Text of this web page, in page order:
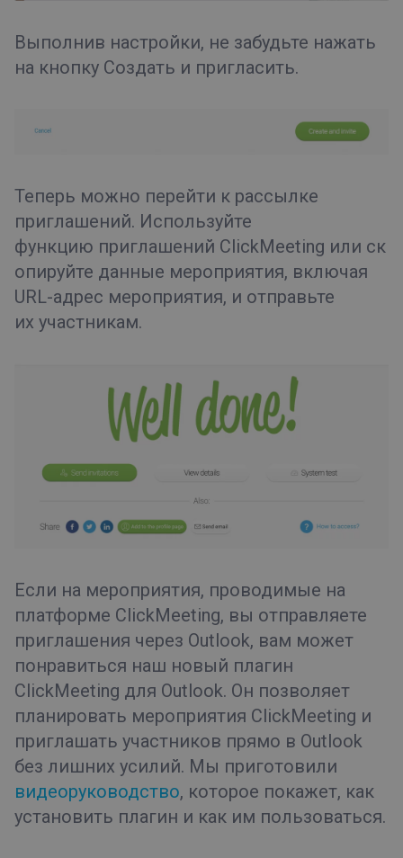
Выполнив настройки, не забудьте нажать
на кнопку Создать и пригласить.
Теперь можно перейти к рассылке
приглашений. Используйте
функцию приглашений ClickMeeting или ск
опируйте данные мероприятия, включая
URL-адрес мероприятия, и отправьте
их участникам.
Если на мероприятия, проводимые на
платформе ClickMeeting, вы отправляете
приглашения через Outlook, вам может
понравиться наш новый плагин
ClickMeeting для Outlook. Он позволяет
планировать мероприятия ClickMeeting и
приглашать участников прямо в Outlook
без лишних усилий. Мы приготовили
видеоруководство, которое покажет, как
установить плагин и как им пользоваться.